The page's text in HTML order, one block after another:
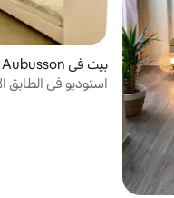
بيت في Aubusson
استوديو في الطابق